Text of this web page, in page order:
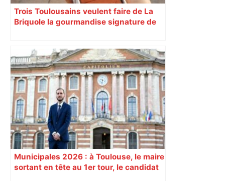
Trois Toulousains veulent faire de La
Briquole la gourmandise signature de
Municipales 2026 : à Toulouse, le maire
sortant en tête au 1er tour, le candidat